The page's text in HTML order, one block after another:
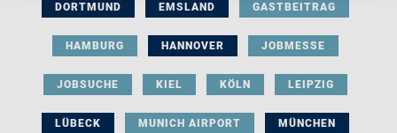
DORTMUND EMSLAND GASTBEITRAG
HAMBURG HANNOVER JOBMESSE
JOBSUCHE KIEL KÖLN LEIPZIG
LÜBECK MUNICH AIRPORT MÜNCHEN